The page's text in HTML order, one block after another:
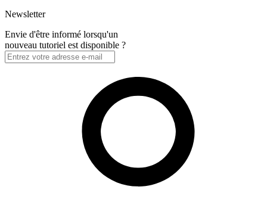
Newsletter
Envie d'être informé lorsqu'un
nouveau tutoriel est disponible ?